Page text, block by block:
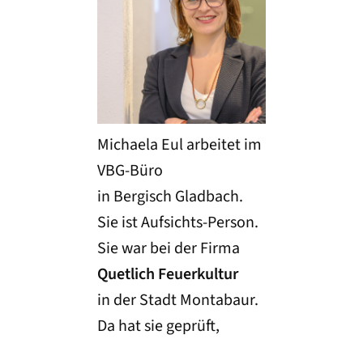
Michaela Eul arbeitet im
VBG-Büro
in Bergisch Gladbach.
Sie ist Aufsichts-Person.
Sie war bei der Firma
Quetlich Feuerkultur
in der Stadt Montabaur.
Da hat sie geprüft,